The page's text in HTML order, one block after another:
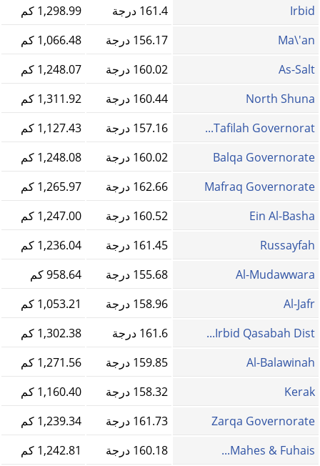
Irbid
161.4 درجة
1,298.99 كم
Ma\'an
156.17 درجة
1,066.48 كم
As-Salt
160.02 درجة
1,248.07 كم
North Shuna
160.44 درجة
1,311.92 كم
Tafilah Governorat...
157.16 درجة
1,127.43 كم
Balqa Governorate
160.02 درجة
1,248.08 كم
Mafraq Governorate
162.66 درجة
1,265.97 كم
Ein Al-Basha
160.52 درجة
1,247.00 كم
Russayfah
161.45 درجة
1,236.04 كم
Al-Mudawwara
155.68 درجة
958.64 كم
Al-Jafr
158.96 درجة
1,053.21 كم
Irbid Qasabah Dist...
161.6 درجة
1,302.38 كم
Al-Balawinah
159.85 درجة
1,271.56 كم
Kerak
158.32 درجة
1,160.40 كم
Zarqa Governorate
161.73 درجة
1,239.34 كم
Mahes & Fuhais...
160.18 درجة
1,242.81 كم